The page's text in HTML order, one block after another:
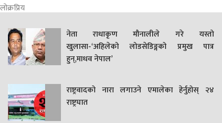
लोक्रप्रिय
नेता राधाकृण मौनालीले गरे यस्तो
खुलासा-‘अहिलेको लोडसेडिङ्गको प्रमुख पात्र
हुन्,माधव नेपाल’
राष्ट्रवादको नारा लगाउने एमालेका हेर्नुहोस् २४
राष्ट्रघात